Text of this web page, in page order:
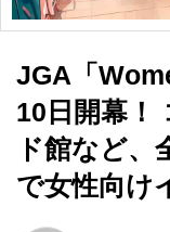
JGA「
10日開幕！
ド館など
で女性向け